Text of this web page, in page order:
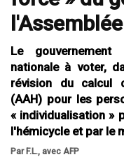
Le
nationale à voter,
révision du calcul
(AAH) pour les
« individualisation »
l'hémicycle et par le
Par F.L., avec AFP